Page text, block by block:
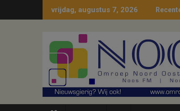
naar
vrijdag, augustus 7, 2026